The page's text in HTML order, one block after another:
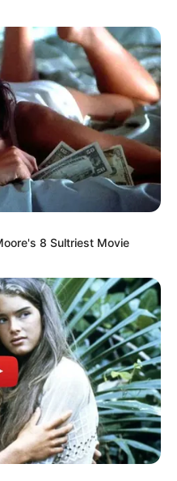
yang besar karena
22 kg dengan
90 hari
8 Sultriest Movie